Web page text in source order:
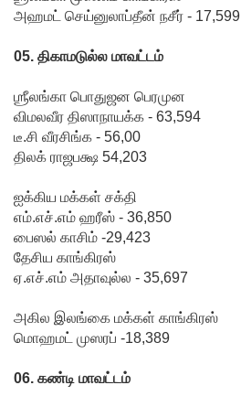
கடும்
போக்குவ
இந்தியா-
இலங்கை
துறை
ஒத்துழைப்
பு குறித்து
சிறுவர்களி
கற்பனைக்
அஹமட் செய்னுலாப்தீன் நசீர் - 17,599
05. திகாமடுல்ல மாவட்டம்
ஶ்ரீலங்கா பொதுஜன பெரமுன
விமலவீர திஸாநாயக்க - 63,594
டீ.சி வீரசிங்க - 56,00
திலக் ராஜபக்ஷ 54,203
ஐக்கிய மக்கள் சக்தி
எம்.எச்.எம் ஹரீஸ் - 36,850
பைஸல் காசிம் -29,423
தேசிய காங்கிரஸ்
ஏ.எச்.எம் அதாவுல்ல - 35,697
அகில இலங்கை மக்கள் காங்கிரஸ்
மொஹமட் முஸரப் -18,389
06. கண்டி மாவட்டம்